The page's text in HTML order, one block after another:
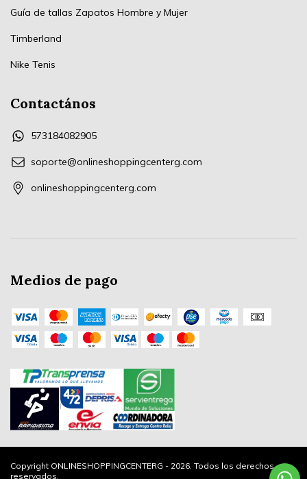
Guía de tallas Zapatos Hombre y Mujer
Timberland
Nike Tenis
Contactános
573184082905
soporte@onlineshoppingcenterg.com
onlineshoppingcenterg.com
Medios de pago
Copyright ONLINESHOPPINGCENTERG - 2026. Todos los derechos
reservados.